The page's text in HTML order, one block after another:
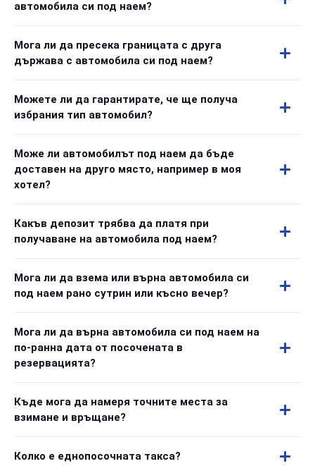
автомобила си под наем?
Мога ли да пресека границата с друга
държава с автомобила си под наем?
Можете ли да гарантирате, че ще получа
избрания тип автомобил?
Може ли автомобилът под наем да бъде
доставен на друго място, например в моя
хотел?
Какъв депозит трябва да платя при
получаване на автомобила под наем?
Мога ли да взема или върна автомобила си
под наем рано сутрин или късно вечер?
Мога ли да върна автомобила си под наем на
по-ранна дата от посочената в
резервацията?
Къде мога да намеря точните места за
взимане и връщане?
Колко е еднопосочната такса?